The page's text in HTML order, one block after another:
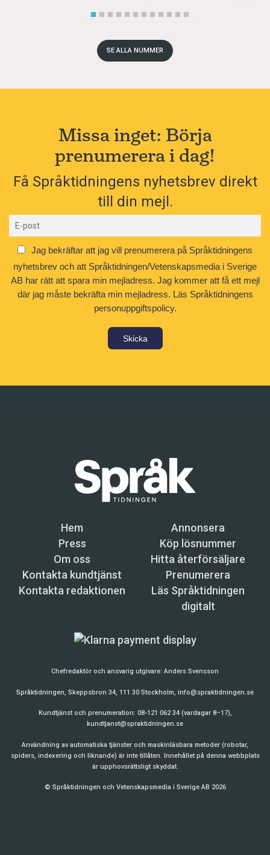
SE ALLA NUMMER
Missa inget: Börja
prenumerera i dag!
Få Språktidningens nyhetsbrev direkt
till din mejl.
Jag bekräftar att jag vill prenumerera på Språktidningens
nyhetsbrev och att Språktidningen/Vetenskapsmedia i Sverige
AB har rätt att spara min mejladress. Jag kommer att få ett mejl
där jag måste bekräfta min mejladress. Läs Språktidningens
personuppgiftspolicy.
Skicka
Hem
Annonsera
Press
Köp lösnummer
Om oss
Hitta återförsäljare
Kontakta kundtjänst
Prenumerera
Kontakta redaktionen
Läs Språktidningen
digitalt
Chefredaktör och ansvarig utgivare:Anders Svensson
Språktidningen, Skeppsbron 34, 111 30 Stockholm, info@spraktidningen.se
Kundtjänst och prenumeration: 08-121 062 34 (vardagar 8–17),
kundtjanst@spraktidningen.se
Användning av automatiska tjänster och maskinläsbara metoder (robotar,
spiders, indexering och liknande) är inte tillåten. Innehållet på denna webbplats
är upphovsrättsligt skyddat.
© Språktidningen och Vetenskapsmedia i Sverige AB 2026